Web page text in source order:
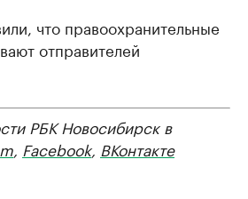
что правоохранительные
отправителей
РБК Новосибирск в
, Facebook, ВКонтакте